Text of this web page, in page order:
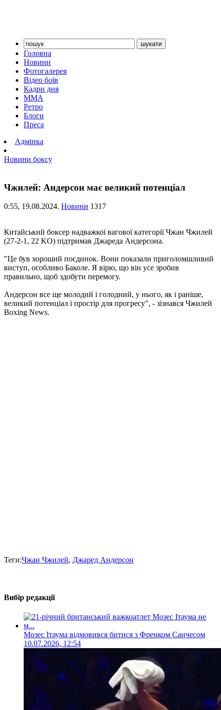
Головна
Новини
Фотогалерея
Відео боїв
Кадри дня
ММА
Ретро
Блоги
Преса
Адмінка
Новини боксу
Чжилей: Андерсон має великий потенціал
0:55, 19.08.2024. Новини 1317
Китайський боксер надважкої вагової категорії Чжан Чжилей
(27-2-1, 22 KO) підтримав Джареда Андерсона.
"Це був хороший поєдинок. Вони показали приголомшливий
виступ, особливо Баколе. Я вірю, що він усе зробив
правильно, щоб здобути перемогу.
Андерсон все ще молодий і голодний, у нього, як і раніше,
великий потенціал і простір для прогресу", - зізнався Чжилей
Boxing News.
Теги:Чжан Чжилей, Джаред Андерсон
Вибір редакції
Мозес Ітаума відмовився битися з Френком Санчесом
10.07.2026, 12:54